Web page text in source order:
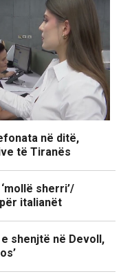
në ditë,
të Tiranës
sherri’/
italianët
shenjtë në Devoll,